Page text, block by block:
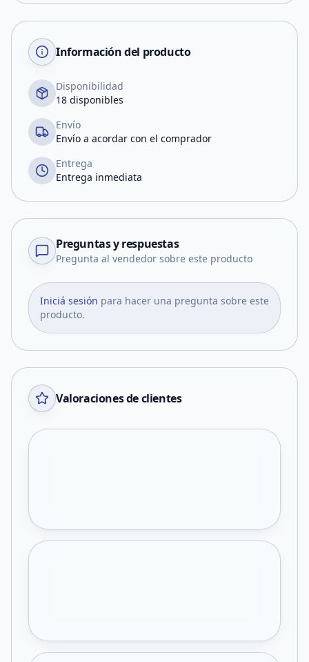
Información del producto
Disponibilidad
18 disponibles
Envío
Envío a acordar con el comprador
Entrega
Entrega inmediata
Preguntas y respuestas
Pregunta al vendedor sobre este producto
Iniciá sesión para hacer una pregunta sobre este
producto.
Valoraciones de clientes